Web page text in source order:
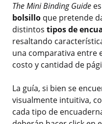
The Mini Binding Guide
bolsillo que pretende
distintos tipos de
resaltando
una comparativa entre
costo y cantidad de
La guía, si bien se
visualmente intuitiva,
cada tipo de